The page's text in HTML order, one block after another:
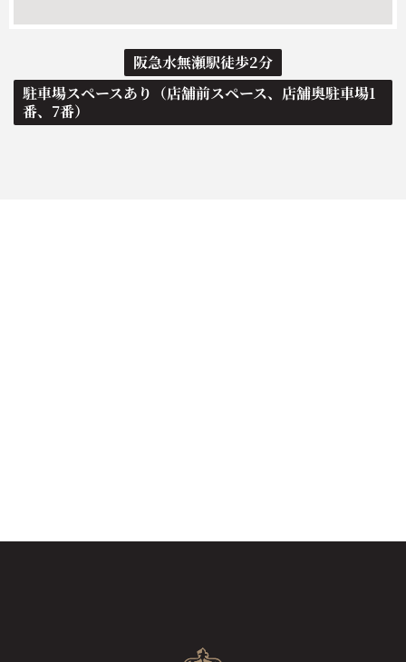
阪急水無瀬駅徒歩2分
駐車場スペースあり（店舗前スペース、店舗奥駐車場1
番、7番）